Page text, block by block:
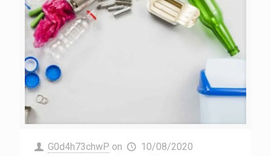
G0d4h73chwP on 10/08/2020